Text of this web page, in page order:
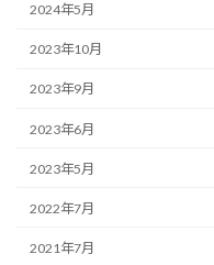
2024年5月
2023年10月
2023年9月
2023年6月
2023年5月
2022年7月
2021年7月